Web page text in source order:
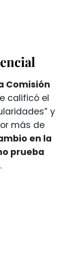
Comisión
calificó el
y
más de
en la
prueba
.